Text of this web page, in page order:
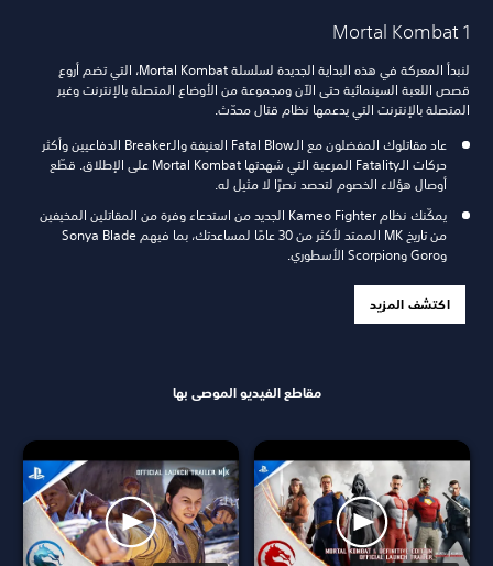
Mortal Kombat 1
لنبدأ المعركة في هذه البداية الجديدة لسلسلة Mortal Kombat، التي تضم أروع
قصص اللعبة السينمائية حتى الآن ومجموعة من الأوضاع المتصلة بالإنترنت وغير
المتصلة بالإنترنت التي يدعمها نظام قتال محدّث.
عاد مقاتلوك المفضلون مع الـFatal Blow العنيفة والـBreaker الدفاعيين وأكثر
حركات الـFatality المرعبة التي شهدتها Mortal Kombat على الإطلاق. قطّع
أوصال هؤلاء الخصوم لتحصد نصرًا لا مثيل له.
يمكّنك نظام Kameo Fighter الجديد من استدعاء وفرة من المقاتلين المخيفين
من تاريخ MK الممتد لأكثر من 30 عامًا لمساعدتك، بما فيهم Sonya Blade
اكتشف المزيد
مقاطع الفيديو الموصى بها